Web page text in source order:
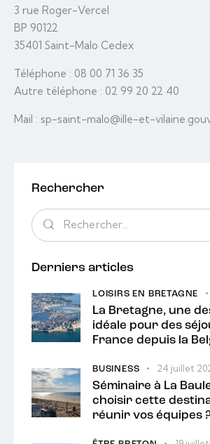
3 rue Roger-Vercel
BP 90122
35401 Saint-Malo Cedex
Téléphone : 08 00 71 36 35
Autre téléphone : 02 99 20 22 40
Mail : sp-saint-malo@ille-et-
Rechercher
Derniers articles
LOISIRS EN BRETAGNE
La Bretagne, une
idéale pour des
France depuis la
BUSINESS 24 juillet
Séminaire à La
choisir cette
réunir vos équipes